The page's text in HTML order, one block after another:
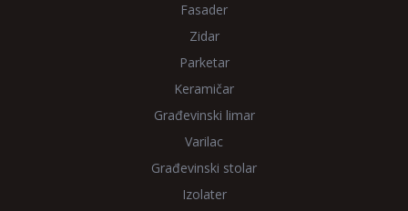
Fasader
Zidar
Parketar
Keramičar
Građevinski limar
Varilac
Građevinski stolar
Izolater